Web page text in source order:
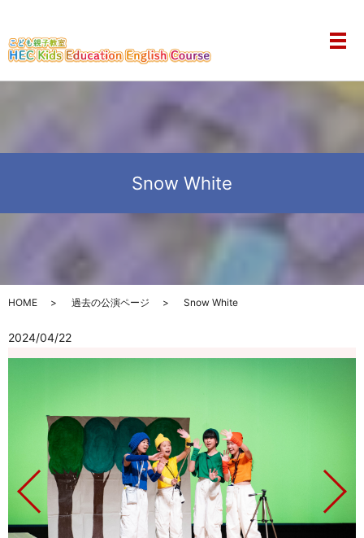
メ
Snow White
HOME 過去の公演ページ Snow White
2024/04/22